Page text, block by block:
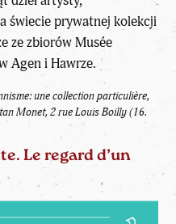
świecie prywatnej kolekcji
ze zbiorów Musée
Agen i Hawrze.
une collection particulière,
Monet, 2 rue Louis Boilly (16.
Le regard d’un